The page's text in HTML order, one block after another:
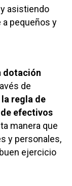
asistiendo
pequeños y
dotación
de
regla de
efectivos
manera que
y personales,
ejercicio